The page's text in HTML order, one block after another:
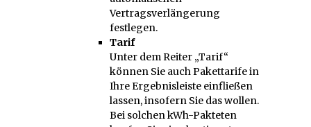
Vertragsverlängerung
festlegen.
Tarif
Unter dem Reiter „Tarif“
können Sie auch Pakettarife in
Ihre Ergebnisleiste einfließen
lassen, insofern Sie das wollen.
Bei solchen kWh-Pakteten